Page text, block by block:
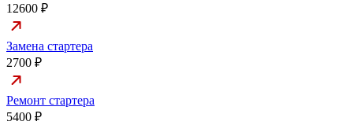
12600 ₽
Замена стартера
2700 ₽
Ремонт стартера
5400 ₽